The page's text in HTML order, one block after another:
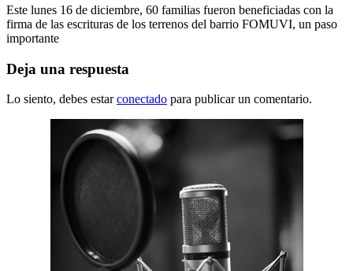
Este lunes 16 de diciembre, 60 familias fueron beneficiadas con la
firma de las escrituras de los terrenos del barrio FOMUVI, un paso
importante
Deja una respuesta
Lo siento, debes estarconectado para publicar un comentario.